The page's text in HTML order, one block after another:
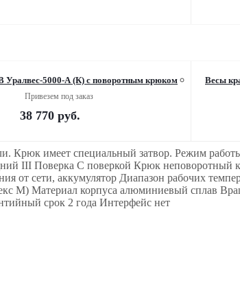
Уралвес-5000-А (К) с поворотным крюком
Привезем под заказ
38 770руб.
Весы
Крюк имеет специальный затвор. Режим
III Поверка С поверкой Крюк неповоротный
от сети, аккумулятор Диапазон рабочих
М) Материал корпуса алюминиевый сплав
срок 2 года Интерфейс нет